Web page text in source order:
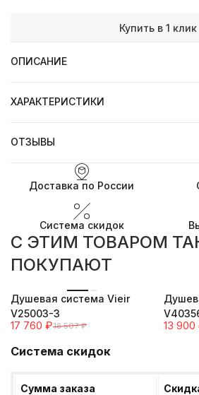
Купить в 1 клик
ОПИСАНИЕ
ХАРАКТЕРИСТИКИ
ОТЗЫВЫ
Доставка по России
Система скидок
C ЭТИМ ТОВАРОМ
ПОКУПАЮТ
Душевая система Vieir
V25003-3
17 760 ₽18 507 ₽ 13 900
Система скидок
Сумма заказа